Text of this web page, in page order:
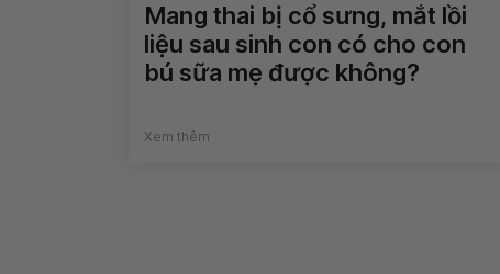
Mang thai bị cổ sưng, mắt lồi
liệu sau sinh con có cho con
bú sữa mẹ được không?
Xem thêm